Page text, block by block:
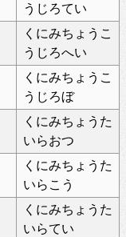
うじろてい
くにみちょうこ
うじろへい
くにみちょうこ
うじろぼ
くにみちょうた
いらおつ
くにみちょうた
いらこう
くにみちょうた
いらてい